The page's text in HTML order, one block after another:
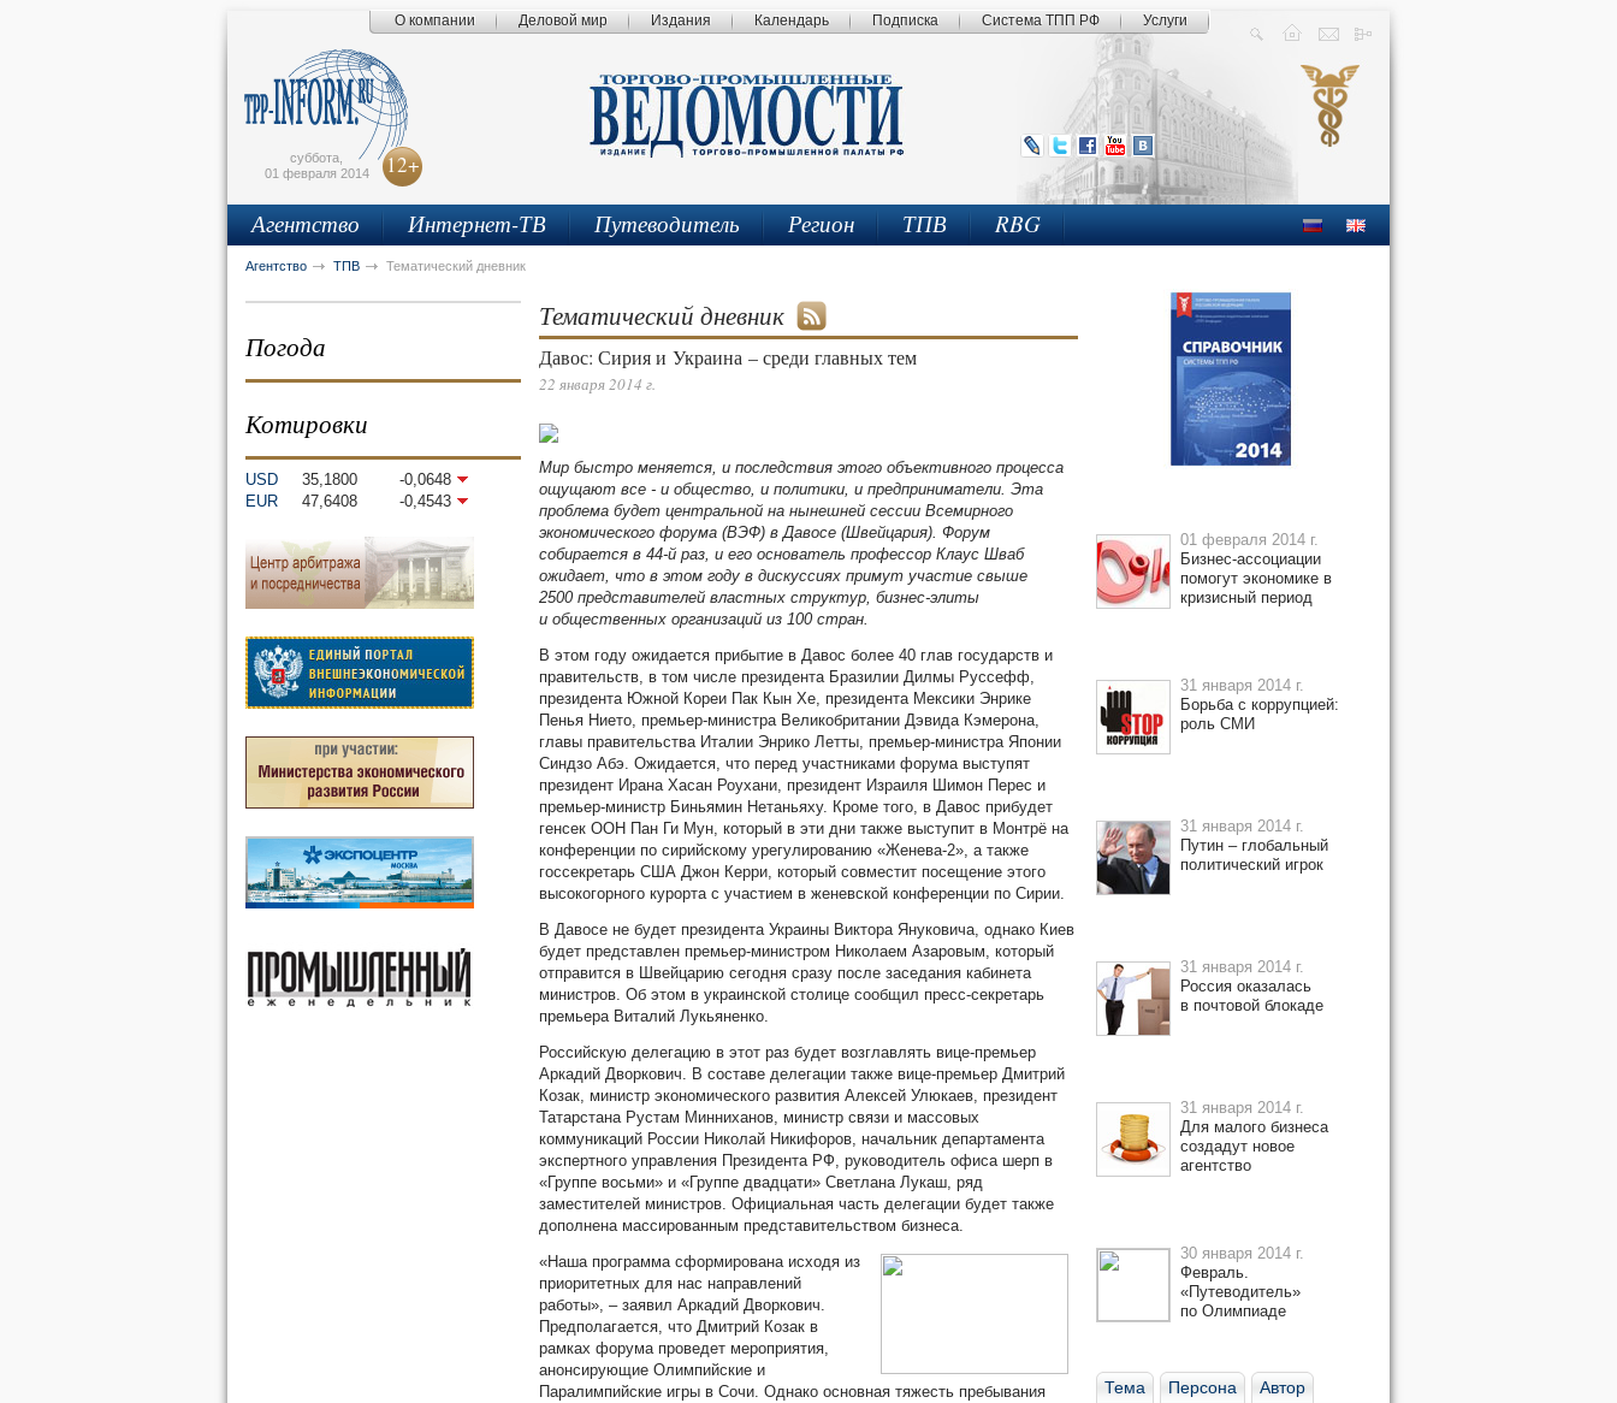
О компании Деловой мир Издания Календарь Подписка Система ТПП РФ Услуги
суббота,
01 февраля 2014
12+
Агентство Интернет-ТВ Путеводитель Регион ТПВ RBG
Агентство ТПВ Тематический дневник
Погода
Котировки
USD 35,1800
-0,0648
EUR
47,6408 -0,4543
Тематический дневник
Давос: Сирия и Украина – среди главных тем
22 января 2014 г.
Мир быстро меняется, и последствия этого объективного процесса
ощущают все - и общество, и политики, и предприниматели. Эта
проблема будет центральной на нынешней сессии Всемирного
экономического форума (ВЭФ) в Давосе (Швейцария). Форум
собирается в 44-й раз, и его основатель профессор Клаус Шваб
ожидает, что в этом году в дискуссиях примут участие свыше
2500 представителей властных структур, бизнес-элиты
и общественных организаций из 100 стран.
В этом году ожидается прибытие в Давос более 40 глав государств и
правительств, в том числе президента Бразилии Дилмы Руссефф,
президента Южной Кореи Пак Кын Хе, президента Мексики Энрике
Пенья Нието, премьер-министра Великобритании Дэвида Кэмерона,
главы правительства Италии Энрико Летты, премьер-министра Японии
Синдзо Абэ. Ожидается, что перед участниками форума выступят
президент Ирана Хасан Роухани, президент Израиля Шимон Перес и
премьер-министр Биньямин Нетаньяху. Кроме того, в Давос прибудет
генсек ООН Пан Ги Мун, который в эти дни также выступит в Монтрё на
конференции по сирийскому урегулированию «Женева-2», а также
госсекретарь США Джон Керри, который совместит посещение этого
высокогорного курорта с участием в женевской конференции по Сирии.
В Давосе не будет президента Украины Виктора Януковича, однако Киев
будет представлен премьер-министром Николаем Азаровым, который
отправится в Швейцарию сегодня сразу после заседания кабинета
министров. Об этом в украинской столице сообщил пресс-секретарь
премьера Виталий Лукьяненко.
Российскую делегацию в этот раз будет возглавлять вице-премьер
Аркадий Дворкович. В составе делегации также вице-премьер Дмитрий
Козак, министр экономического развития Алексей Улюкаев, президент
Татарстана Рустам Минниханов, министр связи и массовых
коммуникаций России Николай Никифоров, начальник департамента
экспертного управления Президента РФ, руководитель офиса шерп в
«Группе восьми» и «Группе двадцати» Светлана Лукаш, ряд
заместителей министров. Официальная часть делегации будет также
дополнена массированным представительством бизнеса.
«Наша программа сформирована исходя из
приоритетных для нас направлений
работы», – заявил Аркадий Дворкович.
Предполагается, что Дмитрий Козак в
рамках форума проведет мероприятия,
анонсирующие Олимпийские и
Паралимпийские игры в Сочи. Однако основная тяжесть пребывания
01 февраля 2014 г.
Бизнес-ассоциации
помогут экономике в
кризисный период
31 января 2014 г.
Борьба с коррупцией:
роль СМИ
31 января 2014 г.
Путин – глобальный
политический игрок
31 января 2014 г.
Россия оказалась
в почтовой блокаде
31 января 2014 г.
Для малого бизнеса
создадут новое
агентство
30 января 2014 г.
Февраль.
«Путеводитель»
по Олимпиаде
Тема Персона Автор